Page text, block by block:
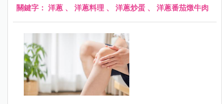
關鍵字： 洋蔥 、 洋蔥料理 、 洋蔥炒蛋 、 洋蔥番茄燉牛肉